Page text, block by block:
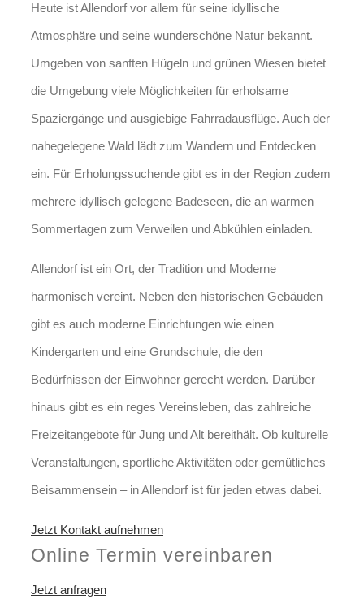
Heute ist Allendorf vor allem für seine idyllische
Atmosphäre und seine wunderschöne Natur bekannt.
Umgeben von sanften Hügeln und grünen Wiesen bietet
die Umgebung viele Möglichkeiten für erholsame
Spaziergänge und ausgiebige Fahrradausflüge. Auch der
nahegelegene Wald lädt zum Wandern und Entdecken
ein. Für Erholungssuchende gibt es in der Region zudem
mehrere idyllisch gelegene Badeseen, die an warmen
Sommertagen zum Verweilen und Abkühlen einladen.
Allendorf ist ein Ort, der Tradition und Moderne
harmonisch vereint. Neben den historischen Gebäuden
gibt es auch moderne Einrichtungen wie einen
Kindergarten und eine Grundschule, die den
Bedürfnissen der Einwohner gerecht werden. Darüber
hinaus gibt es ein reges Vereinsleben, das zahlreiche
Freizeitangebote für Jung und Alt bereithält. Ob kulturelle
Veranstaltungen, sportliche Aktivitäten oder gemütliches
Beisammensein – in Allendorf ist für jeden etwas dabei.
Jetzt Kontakt aufnehmen
Online Termin vereinbaren
Jetzt anfragen